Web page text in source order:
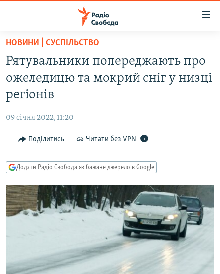
Перейти
основного
матеріалу
Перейти
до
основної
Перейти
до
пошуку
ВСЕ ЗА ДОБУ
СТАТТІ
СУСПІЛЬСТВО
УКРАЇНА
СВІТ
РОСІЙСЬКА «ФІЛЬТРАЦІЯ»
ДОНБАС.РЕАЛІЇ
ТИ ЯК?
СХЕМИ
КИТАЙ.ВИКЛИКИ
СПЕЦПРОЄКТИ
НОВИНИ | СУСПІЛЬСТВО
Рятувальники попереджають про
ожеледицю та мокрий сніг у низці
регіонів
09 січня 2022, 11:20
Поділитись Читати без VPN
Додати Радіо Свобода як бажане джерело в Google